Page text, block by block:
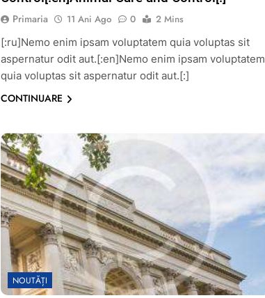
Primaria 11 Ani Ago 0
2 Mins
[:ru]Nemo enim ipsam voluptatem quia voluptas sit
aspernatur odit aut.[:en]Nemo enim ipsam voluptatem
quia voluptas sit aspernatur odit aut.[:]
CONTINUARE
NOUTĂȚI